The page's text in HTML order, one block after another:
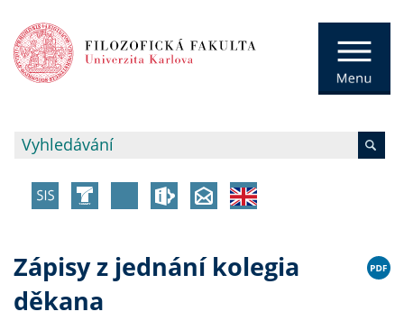
Zápisy z jednání kolegia
děkana